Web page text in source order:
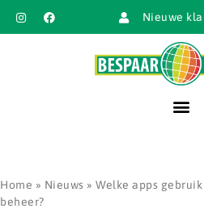
Nieuwe
Home » Nieuws » Welke apps
beheer?